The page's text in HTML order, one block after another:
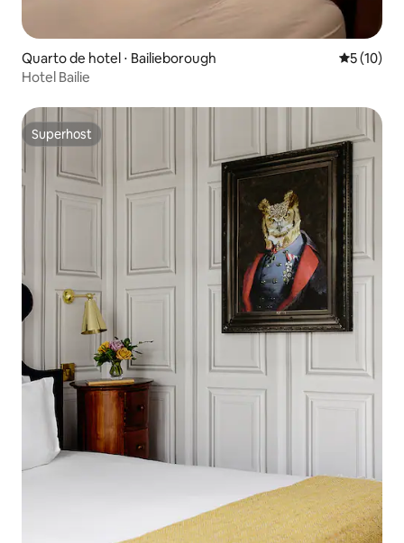
Quarto de hotel ⋅ Bailieborough 5 de uma
5 (10)
Hotel Bailie
Superhost
Superhost